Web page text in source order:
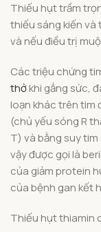
Thiếu hụt trầm
thiếu sáng kiến và
và nếu điều trị
Các triệu chứng
thởkhi gắng sức,
loạn khác trên tim
(chủ yếu sóng R
T) và bằng suy
vậy được gọi là
của giảm protein
của bệnh gan kết
Thiếu hụt thiamin